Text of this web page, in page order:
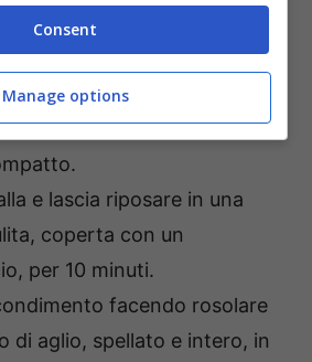
farina verso il centro della
i rebbi della forchetta e poi
le mani continuando ad
fino ad ottenere un panetto
e lascia riposare in una
coperta con un
per 10 minuti.
facendo rosolare
di aglio, spellato e intero, in
Consent
Manage options